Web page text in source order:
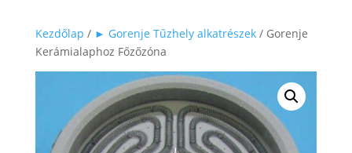
Kezdőlap / ► Gorenje Tűzhely alkatrészek/ Gorenje
Kerámialaphoz Főzőzóna